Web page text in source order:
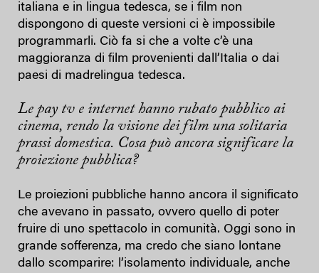
italiana e in lingua tedesca, se i film non
dispongono di queste versioni ci è impossibile
programmarli. Ciò fa si che a volte c’è una
maggioranza di film provenienti dall’Italia o dai
paesi di madrelingua tedesca.
Le pay tv e internet hanno rubato pubblico ai
cinema, rendo la visione dei film una solitaria
prassi domestica. Cosa può ancora significare la
proiezione pubblica?
Le proiezioni pubbliche hanno ancora il significato
che avevano in passato, ovvero quello di poter
fruire di uno spettacolo in comunità. Oggi sono in
grande sofferenza, ma credo che siano lontane
dallo scomparire: l’isolamento individuale, anche